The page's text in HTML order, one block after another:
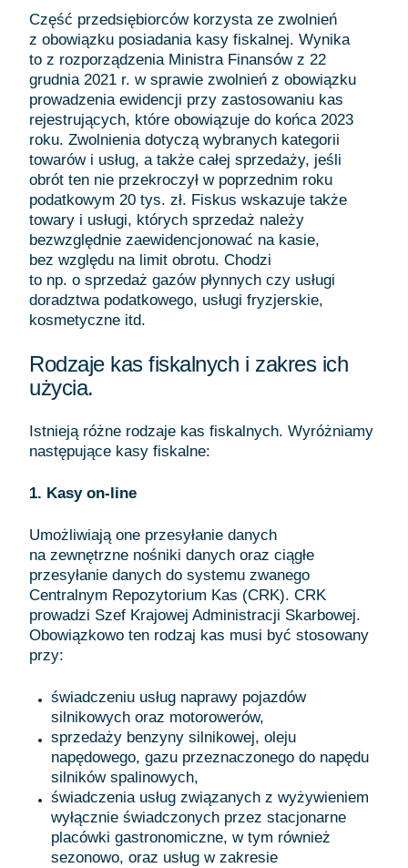
Część przedsiębiorców korzysta ze zwolnień
z obowiązku posiadania kasy fiskalnej. Wynika
to z rozporządzenia Ministra Finansów z 22
grudnia 2021 r. w sprawie zwolnień z obowiązku
prowadzenia ewidencji przy zastosowaniu kas
rejestrujących, które obowiązuje do końca 2023
roku. Zwolnienia dotyczą wybranych kategorii
towarów i usług, a także całej sprzedaży, jeśli
obrót ten nie przekroczył w poprzednim roku
podatkowym 20 tys. zł. Fiskus wskazuje także
towary i usługi, których sprzedaż należy
bezwzględnie zaewidencjonować na kasie,
bez względu na limit obrotu. Chodzi
to np. o sprzedaż gazów płynnych czy usługi
doradztwa podatkowego, usługi fryzjerskie,
kosmetyczne itd.
Rodzaje kas fiskalnych i zakres ich
użycia.
Istnieją różne rodzaje kas fiskalnych. Wyróżniamy
następujące kasy fiskalne:
1. Kasy on-line
Umożliwiają one przesyłanie danych
na zewnętrzne nośniki danych oraz ciągłe
przesyłanie danych do systemu zwanego
Centralnym Repozytorium Kas (CRK). CRK
prowadzi Szef Krajowej Administracji Skarbowej.
Obowiązkowo ten rodzaj kas musi być stosowany
przy:
świadczeniu usług naprawy pojazdów
silnikowych oraz motorowerów,
sprzedaży benzyny silnikowej, oleju
napędowego, gazu przeznaczonego do napędu
silników spalinowych,
świadczenia usług związanych z wyżywieniem
wyłącznie świadczonych przez stacjonarne
placówki gastronomiczne, w tym również
sezonowo, oraz usług w zakresie